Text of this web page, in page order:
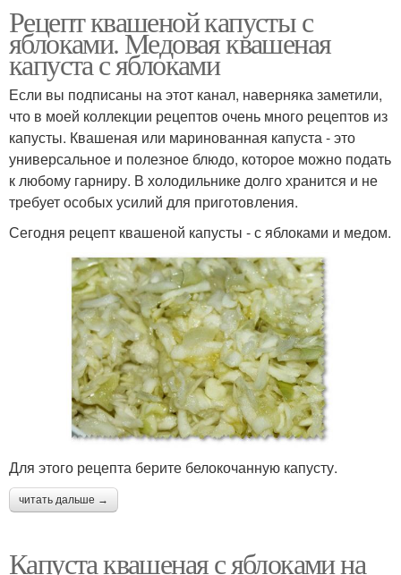
Рецепт квашеной капусты с
яблоками. Медовая квашеная
капуста с яблоками
Если вы подписаны на этот канал, наверняка заметили,
что в моей коллекции рецептов очень много рецептов из
капусты. Квашеная или маринованная капуста - это
универсальное и полезное блюдо, которое можно подать
к любому гарниру. В холодильнике долго хранится и не
требует особых усилий для приготовления.
Сегодня рецепт квашеной капусты - с яблоками и медом.
Для этого рецепта берите белокочанную капусту.
читать дальше →
Капуста квашеная с яблоками на